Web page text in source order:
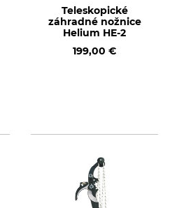
Teleskopické
záhradné nožnice
Helium HE-2
199,00 €